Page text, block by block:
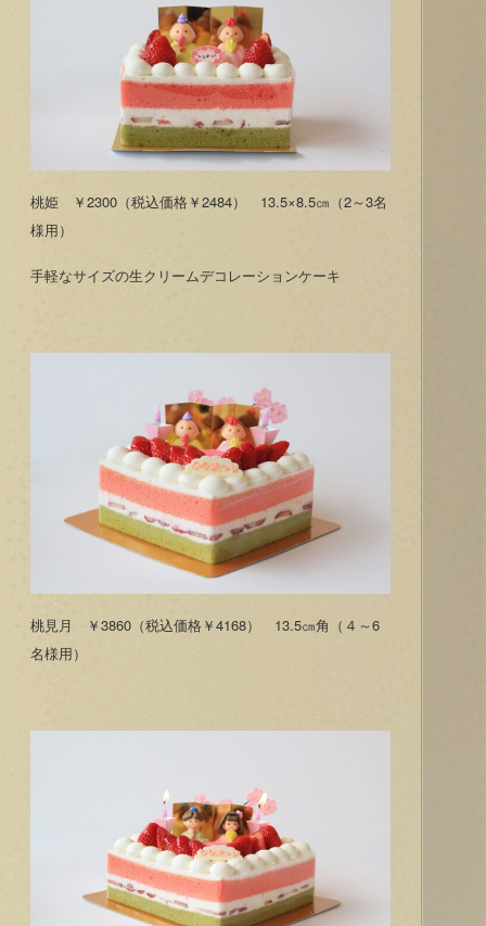
桃姫 ￥2300（税込価格￥2484） 13.5×8.5㎝（2～3名
様用）
手軽なサイズの生クリームデコレーションケーキ
桃見月 ￥3860（税込価格￥4168） 13.5㎝角（４～6
名様用）